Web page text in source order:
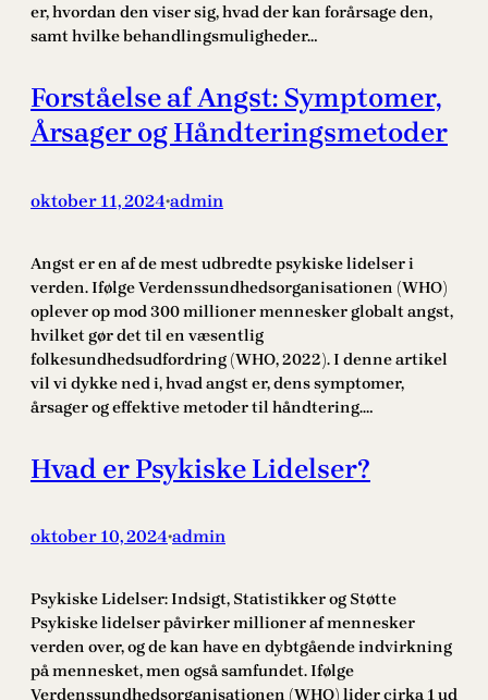
er, hvordan den viser sig, hvad der kan forårsage den,
samt hvilke behandlingsmuligheder…
Forståelse af Angst: Symptomer,
Årsager og Håndteringsmetoder
oktober 11, 2024•admin
Angst er en af de mest udbredte psykiske lidelser i
verden. Ifølge Verdenssundhedsorganisationen (WHO)
oplever op mod 300 millioner mennesker globalt angst,
hvilket gør det til en væsentlig
folkesundhedsudfordring (WHO, 2022). I denne artikel
vil vi dykke ned i, hvad angst er, dens symptomer,
årsager og effektive metoder til håndtering.…
Hvad er Psykiske Lidelser?
oktober 10, 2024•admin
Psykiske Lidelser: Indsigt, Statistikker og Støtte
Psykiske lidelser påvirker millioner af mennesker
verden over, og de kan have en dybtgående indvirkning
på mennesket, men også samfundet. Ifølge
Verdenssundhedsorganisationen (WHO) lider cirka 1 ud